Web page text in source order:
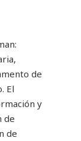
de
El
y
de
de